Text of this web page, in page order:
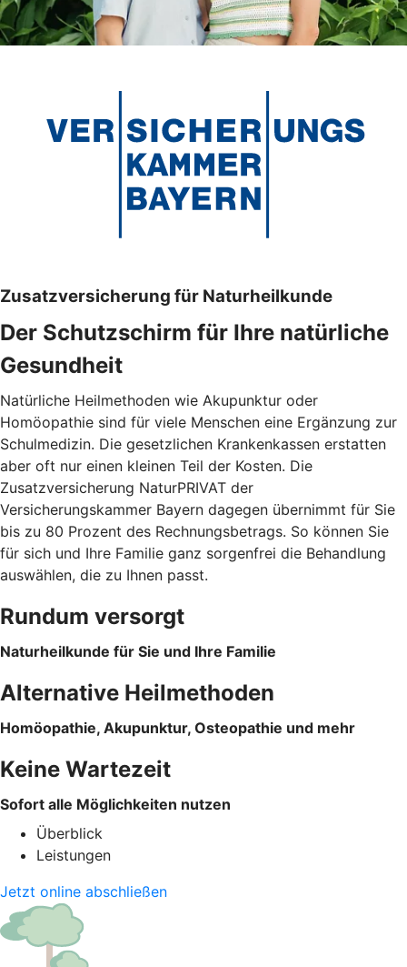
Zusatzversicherung für Naturheilkunde
Der Schutzschirm für Ihre natürliche
Gesundheit
Natürliche Heilmethoden wie Akupunktur oder
Homöopathie sind für viele Menschen eine Ergänzung zur
Schulmedizin. Die gesetzlichen Krankenkassen erstatten
aber oft nur einen kleinen Teil der Kosten. Die
Zusatzversicherung NaturPRIVAT der
Versicherungskammer Bayern dagegen übernimmt für Sie
bis zu 80 Prozent des Rechnungsbetrags. So können Sie
für sich und Ihre Familie ganz sorgenfrei die Behandlung
auswählen, die zu Ihnen passt.
Rundum versorgt
Naturheilkunde für Sie und Ihre Familie
Alternative Heilmethoden
Homöopathie, Akupunktur, Osteopathie und mehr
Keine Wartezeit
Sofort alle Möglichkeiten nutzen
Überblick
Leistungen
Jetzt online abschließen